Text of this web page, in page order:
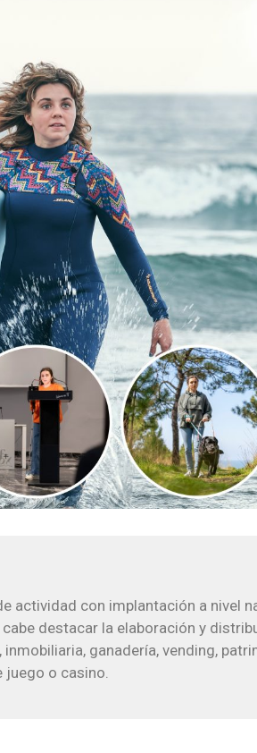
actividad con implantación a nivel
destacar la elaboración y
ganadería, vending,
juego o casino.